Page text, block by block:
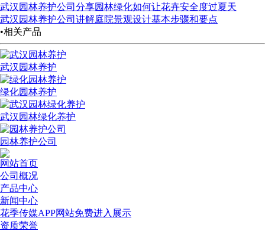
武汉园林养护公司分享园林绿化如何让花卉安全度过夏天
武汉园林养护公司讲解庭院景观设计基本步骤和要点
•相关产品
武汉园林养护
绿化园林养护
武汉园林绿化养护
园林养护公司
网站首页
公司概况
产品中心
新闻中心
花季传媒APP网站免费进入展示
资质荣誉